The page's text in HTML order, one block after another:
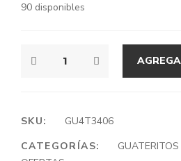
90 disponibles
XXL
SKU:
GU4T3406
CATEGORÍAS: